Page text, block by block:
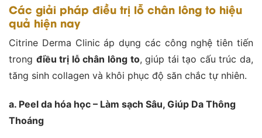
Các giải pháp điều trị lỗ chân lông to hiệu
quả hiện nay
Citrine Derma Clinic áp dụng các công nghệ tiên tiến
trong điều trị lỗ chân lông to, giúp tái tạo cấu trúc da,
tăng sinh collagen và khôi phục độ săn chắc tự nhiên.
a. Peel da hóa học – Làm sạch Sâu, Giúp Da Thông
Thoáng